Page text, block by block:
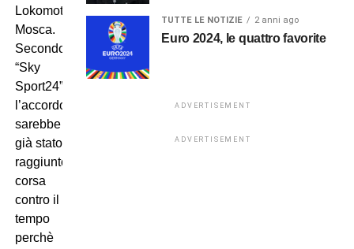
Lokomotiv
Mosca.
Secondo
“Sky
Sport24”
l’accordo
sarebbe
già stato
raggiunto;
corsa
contro il
tempo
perchè
TUTTE LE NOTIZIE 2 anni ago
Euro 2024, le quattro favorite
ADVERTISEMENT
ADVERTISEMENT